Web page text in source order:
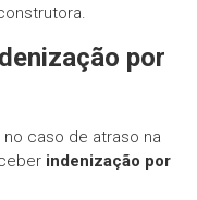
por
caso de atraso na
indenização por